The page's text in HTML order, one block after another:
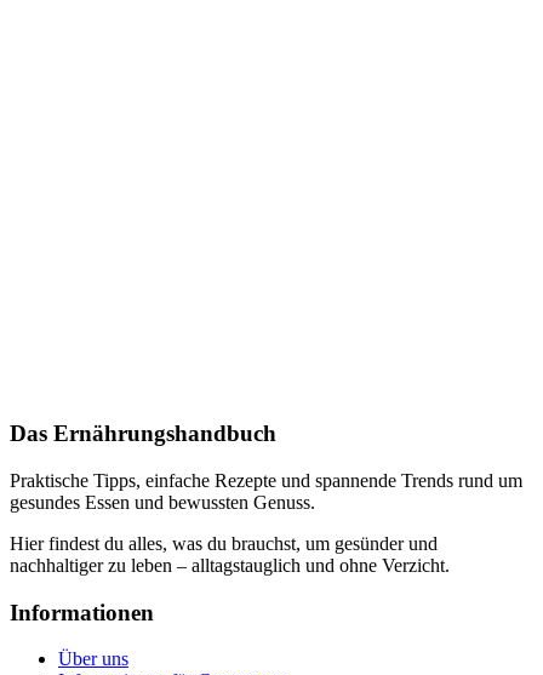
Das Ernährungshandbuch
Praktische Tipps, einfache Rezepte und spannende Trends rund um
gesundes Essen und bewussten Genuss.
Hier findest du alles, was du brauchst, um gesünder und
nachhaltiger zu leben – alltagstauglich und ohne Verzicht.
Informationen
Über uns